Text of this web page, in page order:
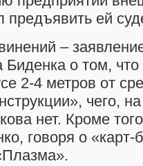
предъявить ей
–
о том,
2-4 метров от
чего,
нет. Кроме
говоря о «карт-